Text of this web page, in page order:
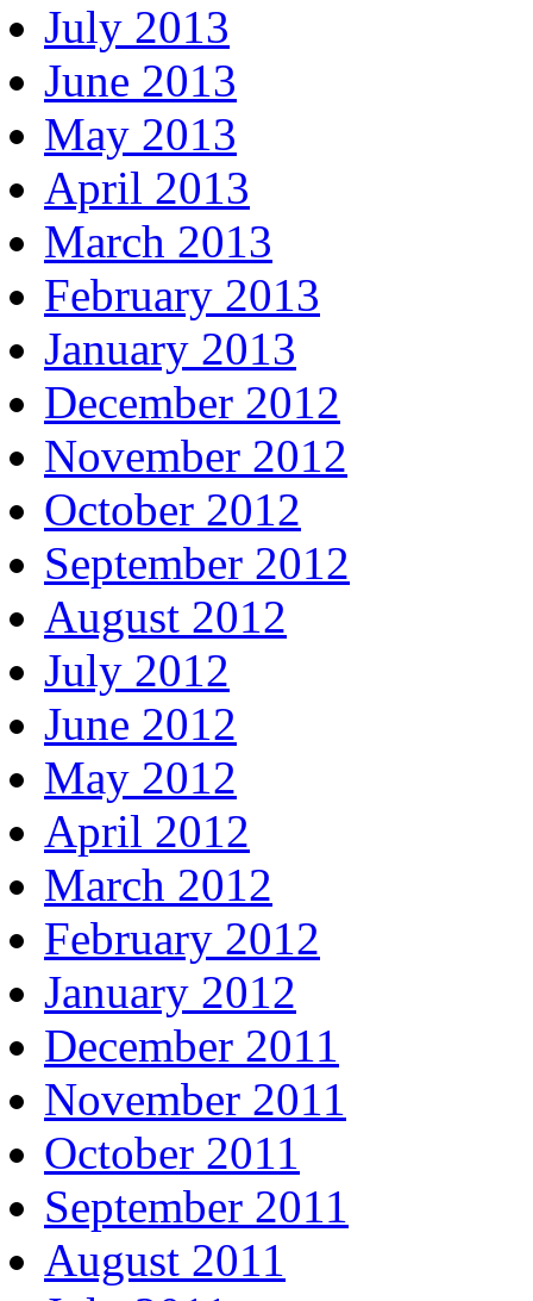
July 2013
June 2013
May 2013
April 2013
March 2013
February 2013
January 2013
December 2012
November 2012
October 2012
September 2012
August 2012
July 2012
June 2012
May 2012
April 2012
March 2012
February 2012
January 2012
December 2011
November 2011
October 2011
September 2011
August 2011